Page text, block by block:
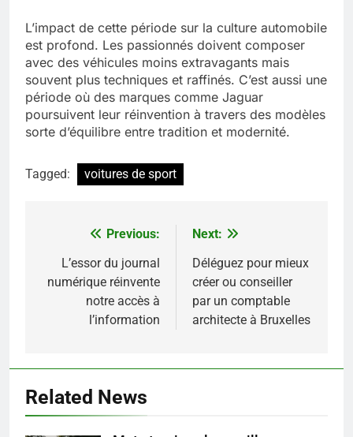
L’impact de cette période sur la culture automobile
est profond. Les passionnés doivent composer
avec des véhicules moins extravagants mais
souvent plus techniques et raffinés. C’est aussi une
période où des marques comme Jaguar
poursuivent leur réinvention à travers des modèles
sorte d’équilibre entre tradition et modernité.
Tagged: voitures de sport
Navigation
l’article
Previous:
L’essor du journal
numérique réinvente
notre accès à
l’information
Next:
Déléguez pour mieux
créer ou conseiller
par un comptable
architecte à Bruxelles
Related News
Infection chronique de l’oreille :
SANTÉ